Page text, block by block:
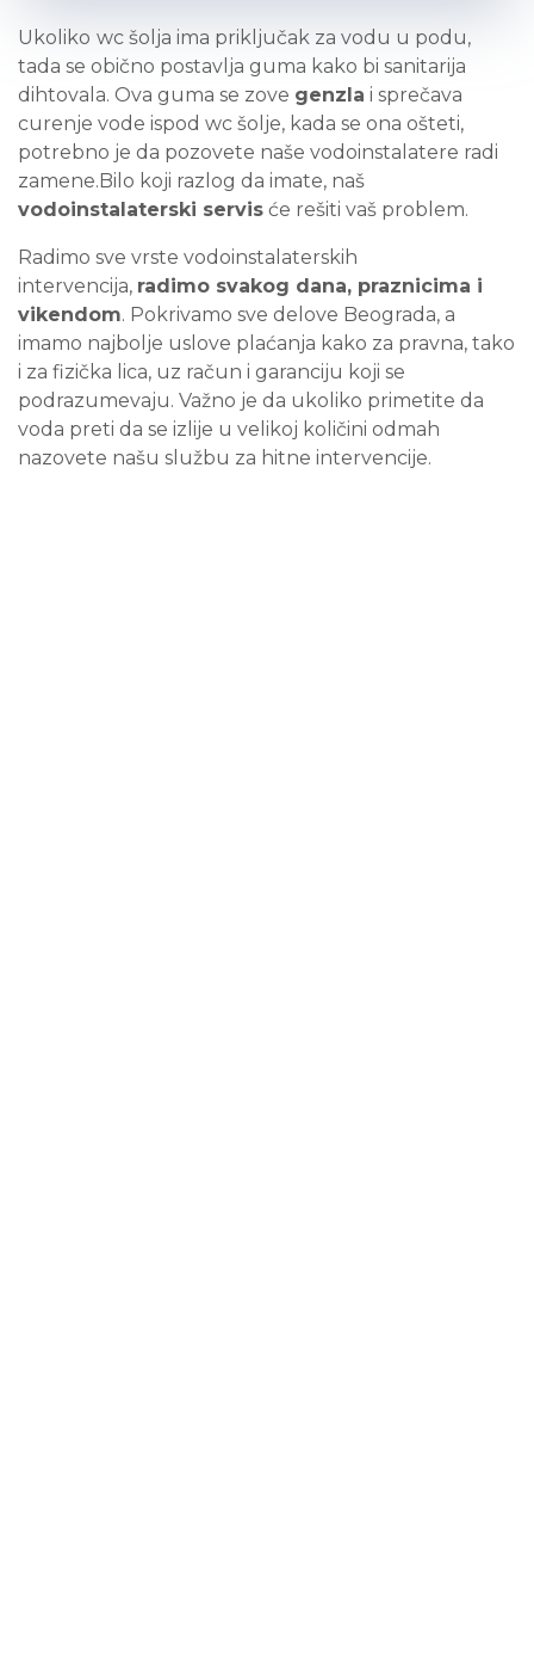
Ukoliko wc šolja ima priključak za vodu u podu,
tada se obično postavlja guma kako bi sanitarija
dihtovala. Ova guma se zove genzla i sprečava
curenje vode ispod wc šolje, kada se ona ošteti,
potrebno je da pozovete naše vodoinstalatere radi
zamene.Bilo koji razlog da imate, naš
vodoinstalaterski servis će rešiti vaš problem.
Radimo sve vrste vodoinstalaterskih
intervencija, radimo svakog dana, praznicima i
vikendom. Pokrivamo sve delove Beograda, a
imamo najbolje uslove plaćanja kako za pravna, tako
i za fizička lica, uz račun i garanciju koji se
podrazumevaju. Važno je da ukoliko primetite da
voda preti da se izlije u velikoj količini odmah
nazovete našu službu za hitne intervencije.